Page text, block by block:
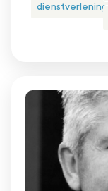
dienstverlening